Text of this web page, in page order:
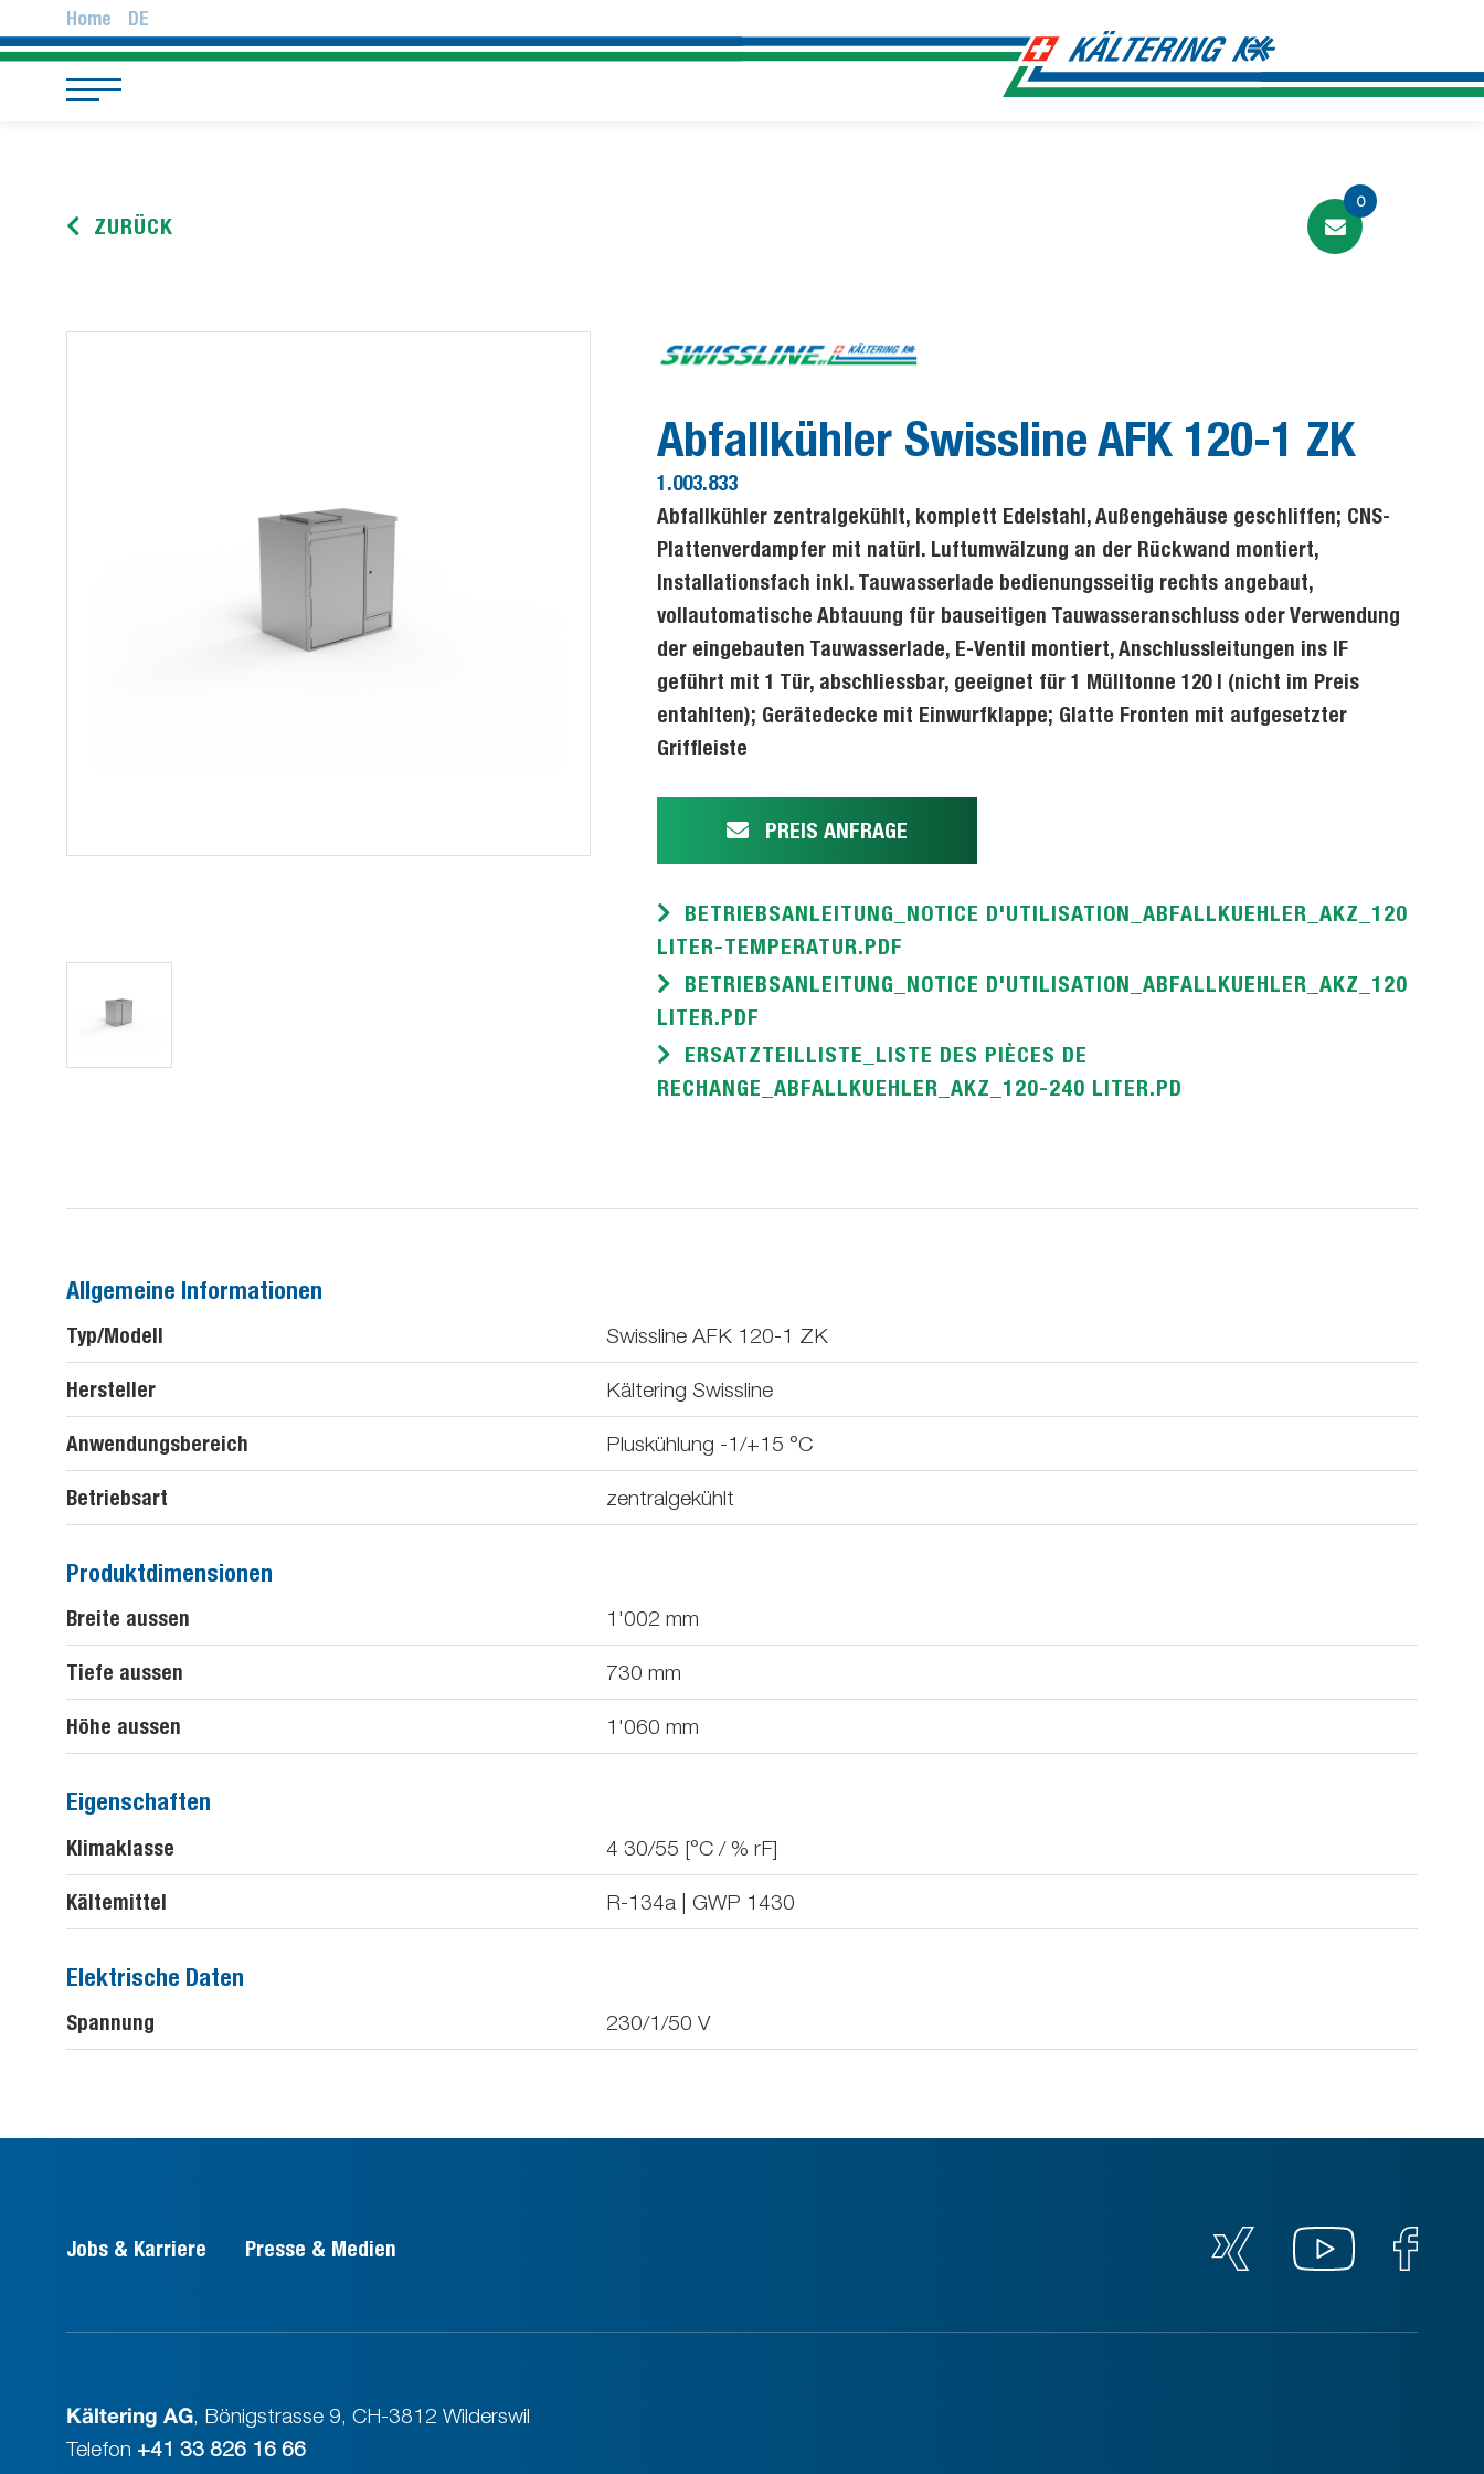
Home DE
0
ZURÜCK
Abfallkühler Swissline AFK 120-1 ZK
1.003.833
Abfallkühler zentralgekühlt, komplett Edelstahl, Außengehäuse geschliffen; CNS-
Plattenverdampfer mit natürl. Luftumwälzung an der Rückwand montiert,
Installationsfach inkl. Tauwasserlade bedienungsseitig rechts angebaut,
vollautomatische Abtauung für bauseitigen Tauwasseranschluss oder Verwendung
der eingebauten Tauwasserlade, E-Ventil montiert, Anschlussleitungen ins IF
geführt mit 1 Tür, abschliessbar, geeignet für 1 Mülltonne 120 l (nicht im Preis
entahlten); Gerätedecke mit Einwurfklappe; Glatte Fronten mit aufgesetzter
Griffleiste
PREIS ANFRAGE
BETRIEBSANLEITUNG_NOTICE D'UTILISATION_ABFALLKUEHLER_AKZ_120
LITER-TEMPERATUR.PDF
BETRIEBSANLEITUNG_NOTICE D'UTILISATION_ABFALLKUEHLER_AKZ_120
LITER.PDF
ERSATZTEILLISTE_LISTE DES PIÈCES DE
RECHANGE_ABFALLKUEHLER_AKZ_120-240 LITER.PD
Allgemeine Informationen
Typ/Modell Swissline AFK 120-1 ZK
Hersteller Kältering Swissline
Anwendungsbereich Pluskühlung -1/+15 °C
Betriebsart zentralgekühlt
Produktdimensionen
Breite aussen 1'002 mm
Tiefe aussen 730 mm
Höhe aussen 1'060 mm
Eigenschaften
Klimaklasse 4 30/55 [°C / % rF]
Kältemittel R-134a | GWP 1430
Elektrische Daten
Spannung 230/1/50 V
Jobs & Karriere Presse & Medien
Kältering AG, Bönigstrasse 9, CH-3812 Wilderswil
Telefon +41 33 826 16 66